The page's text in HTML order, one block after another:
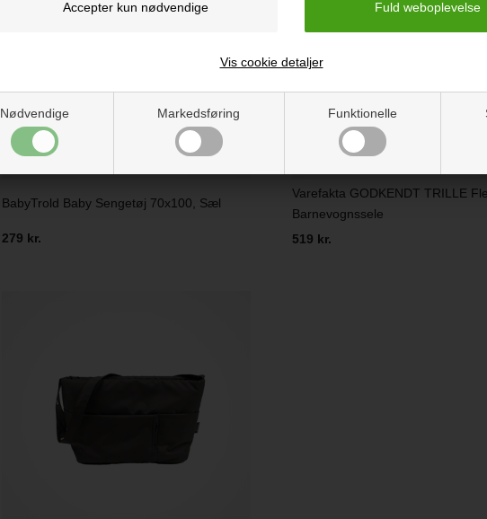
Nødvendige Markedsføring Funktionelle
Vis cookie detaljer
BabyTrold Baby Sengetøj 70x100, Sæl
279 kr.
Varefakta GODKENDT TRILLE
Barnevognssele
519 kr.